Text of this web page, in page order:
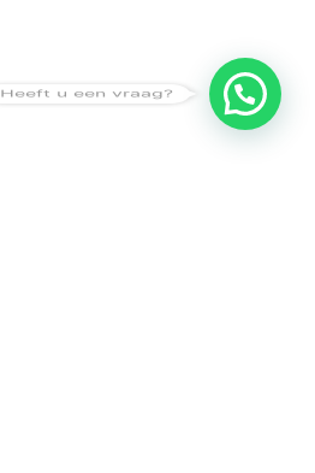
Heeft u een vraag?